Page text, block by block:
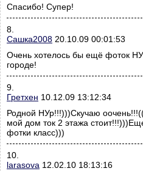
Спасибо! Супер!
8.
Сашка2008 20.10.09 00:01:53
Очень хотелось бы ещё фоток
городе!
9.
Гретхен 10.12.09 13:12:34
Родной НУр!!!)))Скучаю
мой дом ток 2 этажа
фотки класс)))
10.
larasova 12.02.10 18:13:16